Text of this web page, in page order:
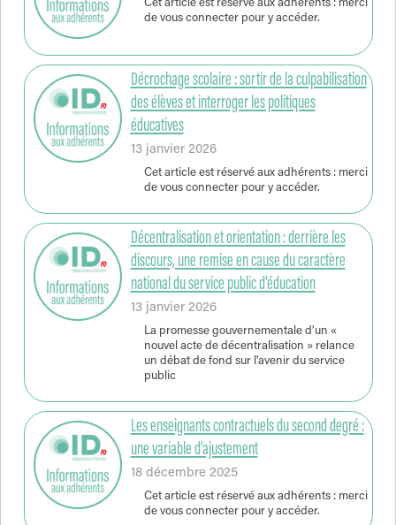
Cet article est réservé aux adhérents : merci
de vous connecter pour y accéder.
Décrochage scolaire : sortir de la culpabilisation
des élèves et interroger les politiques
éducatives
13 janvier 2026
Cet article est réservé aux adhérents : merci
de vous connecter pour y accéder.
Décentralisation et orientation : derrière les
discours, une remise en cause du caractère
national du service public d’éducation
13 janvier 2026
La promesse gouvernementale d’un «
nouvel acte de décentralisation » relance
un débat de fond sur l’avenir du service
public
Les enseignants contractuels du second degré :
une variable d’ajustement
18 décembre 2025
Cet article est réservé aux adhérents : merci
de vous connecter pour y accéder.